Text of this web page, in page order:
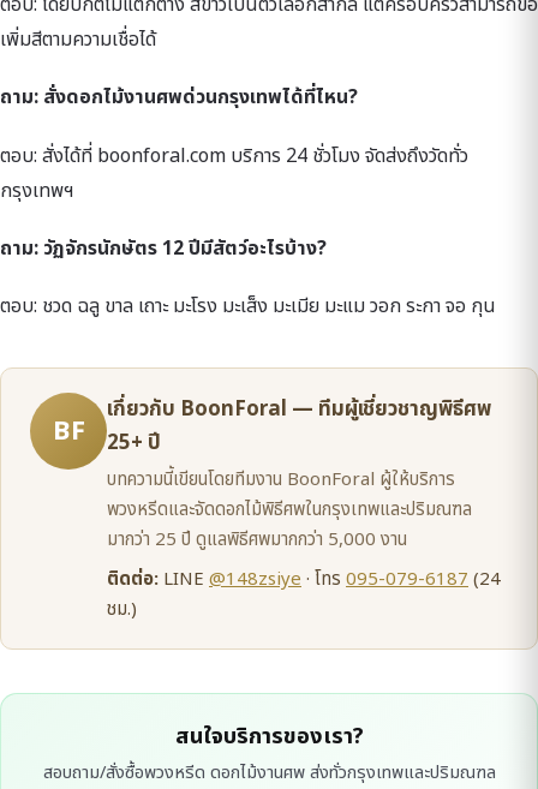
เพิ่มสีตามความเชื่อได้
ถาม: สั่งดอกไม้งานศพด่วนกรุงเทพได้ที่ไหน?
ตอบ: สั่งได้ที่ boonforal.com บริการ 24 ชั่วโมง จัดส่งถึงวัดทั่ว
กรุงเทพฯ
ถาม: วัฏจักรนักษัตร 12 ปีมีสัตว์อะไรบ้าง?
ตอบ: ชวด ฉลู ขาล เถาะ มะโรง มะเส็ง มะเมีย มะแม วอก ระกา จอ กุน
BF
เกี่ยวกับ BoonForal — ทีมผู้เชี่ยวชาญพิธีศพ
25+ ปี
บทความนี้เขียนโดยทีมงาน BoonForal ผู้ให้บริการ
พวงหรีดและจัดดอกไม้พิธีศพในกรุงเทพและปริมณฑล
มากว่า 25 ปี ดูแลพิธีศพมากกว่า 5,000 งาน
ติดต่อ: LINE @148zsiye· โทร 095-079-6187(24
ชม.)
สนใจบริการของเรา?
สอบถาม/สั่งซื้อพวงหรีด ดอกไม้งานศพ ส่งทั่วกรุงเทพและปริมณฑล